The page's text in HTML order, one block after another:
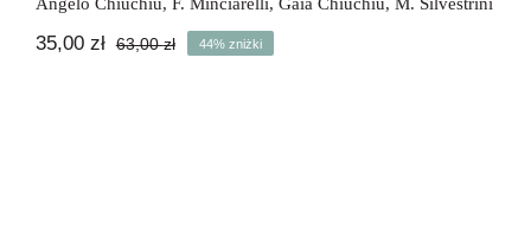
63,00złPierwotna
35,00 zł
Aktualna
44% zniżki